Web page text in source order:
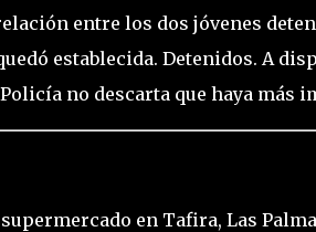
entre los dos jóvenes
establecida. Detenidos. A
no descarta que haya más
en Tafira, Las